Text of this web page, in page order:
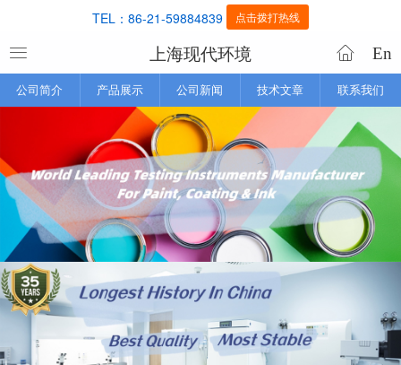
TEL：86-21-59884839 点击拨打热线
上海现代环境 En
公司简介 产品展示 公司新闻 技术文章 联系我们